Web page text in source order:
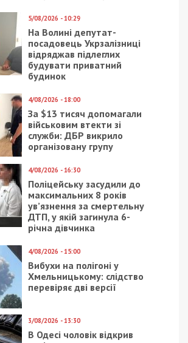
трех до восьми лет с лишением
транспортными средствами на
или без такового.
свидетели, производится
– рассказал Алексей Брандис,
следственного управления
области.
последствия ДТП 24 спасателя.